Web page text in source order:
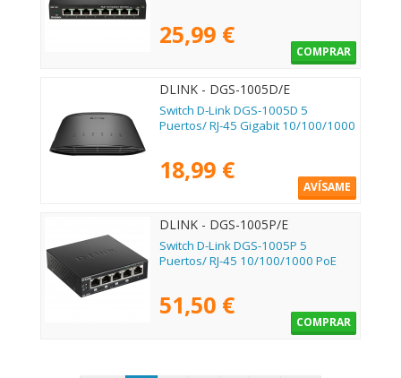
25,99 €
COMPRAR
DLINK - DGS-1005D/E
Switch D-Link DGS-1005D 5
Puertos/ RJ-45 Gigabit 10/100/1000
18,99 €
AVÍSAME
DLINK - DGS-1005P/E
Switch D-Link DGS-1005P 5
Puertos/ RJ-45 10/100/1000 PoE
51,50 €
COMPRAR